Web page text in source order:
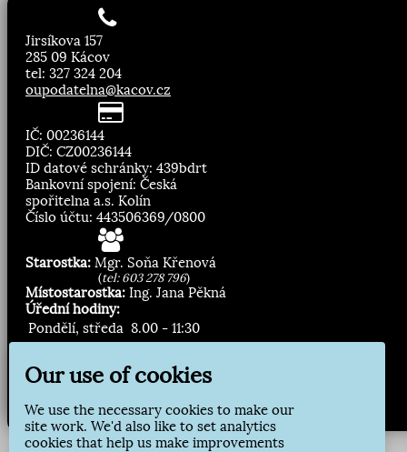
Jirsíkova 157
285 09 Kácov
tel: 327 324 204
oupodatelna@kacov.cz
IČ: 00236144
DIČ: CZ00236144
ID datové schránky: 439bdrt
Bankovní spojení: Česká
spořitelna a.s. Kolín
Číslo účtu: 443506369/0800
Starostka: Mgr. Soňa Křenová
(tel: 603 278 796)
Místostarostka: Ing. Jana Pěkná
Úřední hodiny:
Pondělí, středa 8.00 - 11:30
Přihlásit odběr
Our use of cookies
We use the necessary cookies to make our
site work. We'd also like to set analytics
cookies that help us make improvements